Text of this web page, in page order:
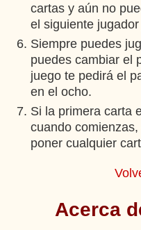
cartas y aún no
el siguiente
Siempre puedes
puedes cambiar el
juego te pedirá el
en el ocho.
Si la primera carta
cuando
poner cualquier
Acerca